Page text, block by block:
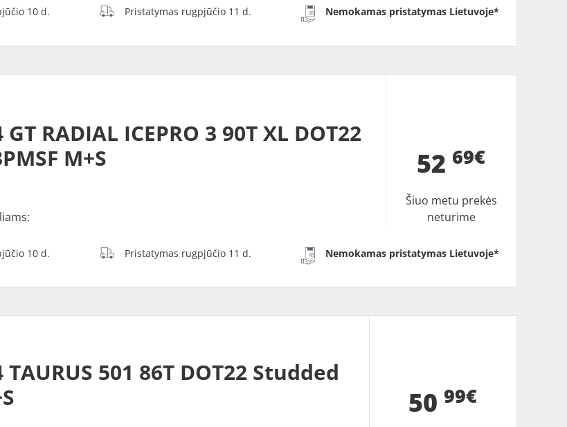
10 d. Pristatymas rugpjūčio 11 d. Nemokamas pristatymas Lietuvoje*
RADIAL ICEPRO 3 90T XL DOT22
M+S
52 69€
Šiuo metu prekės
neturime
10 d. Pristatymas rugpjūčio 11 d. Nemokamas pristatymas Lietuvoje*
TAURUS 501 86T DOT22 Studded
5099€